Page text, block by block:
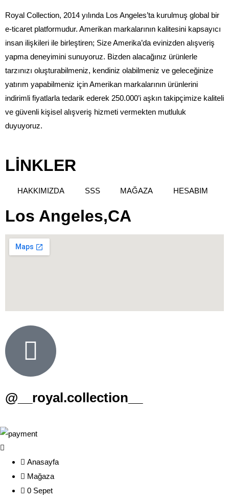
Royal Collection, 2014 yılında Los Angeles’ta kurulmuş global bir
e-ticaret platformudur. Amerikan markalarının kalitesini kapsayıcı
insan ilişkileri ile birleştiren; Size Amerika’da evinizden alışveriş
yapma deneyimini sunuyoruz. Bizden alacağınız ürünlerle
tarzınızı oluşturabilmeniz, kendiniz olabilmeniz ve geleceğinize
yatırım yapabilmeniz için Amerikan markalarının ürünlerini
indirimli fiyatlarla tedarik ederek 250.000’i aşkın takipçimize kaliteli
ve güvenli kişisel alışveriş hizmeti vermekten mutluluk
duyuyoruz.
LİNKLER
HAKKIMIZDA SSS MAĞAZA HESABIM
Los Angeles,CA
@__royal.collection__
Anasayfa
Mağaza
0 Sepet